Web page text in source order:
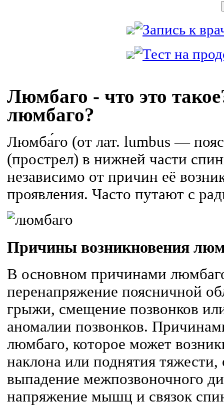
Люмбаго - что это
люмбаго?
Люмба́го (от лат. lumbus —
(прострел) в нижней части
независимо от причин её
проявления. Часто путают с
Причины возникновения
В основном причинами
перенапряжение поясничной
грыжи, смещение позвонков
аномалии позвонков.
люмбаго, которое может
наклона или поднятия
выпадение межпозвоночного
напряжение мышц и связок